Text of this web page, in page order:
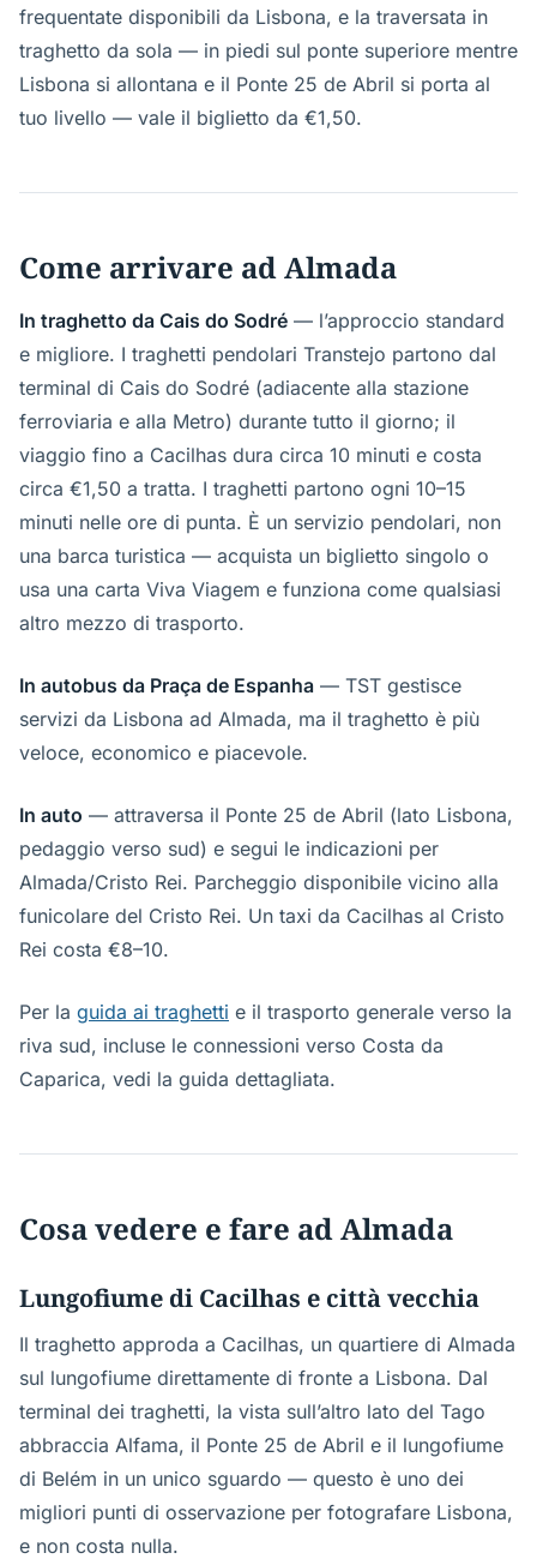
frequentate disponibili da Lisbona, e la traversata in
traghetto da sola — in piedi sul ponte superiore mentre
Lisbona si allontana e il Ponte 25 de Abril si porta al
tuo livello — vale il biglietto da €1,50.
Come arrivare ad Almada
In traghetto da Cais do Sodré — l’approccio standard
e migliore. I traghetti pendolari Transtejo partono dal
terminal di Cais do Sodré (adiacente alla stazione
ferroviaria e alla Metro) durante tutto il giorno; il
viaggio fino a Cacilhas dura circa 10 minuti e costa
circa €1,50 a tratta. I traghetti partono ogni 10–15
minuti nelle ore di punta. È un servizio pendolari, non
una barca turistica — acquista un biglietto singolo o
usa una carta Viva Viagem e funziona come qualsiasi
altro mezzo di trasporto.
In autobus da Praça de Espanha — TST gestisce
servizi da Lisbona ad Almada, ma il traghetto è più
veloce, economico e piacevole.
In auto — attraversa il Ponte 25 de Abril (lato Lisbona,
pedaggio verso sud) e segui le indicazioni per
Almada/Cristo Rei. Parcheggio disponibile vicino alla
funicolare del Cristo Rei. Un taxi da Cacilhas al Cristo
Rei costa €8–10.
Per la guida ai traghetti e il trasporto generale verso la
riva sud, incluse le connessioni verso Costa da
Caparica, vedi la guida dettagliata.
Cosa vedere e fare ad Almada
Lungofiume di Cacilhas e città vecchia
Il traghetto approda a Cacilhas, un quartiere di Almada
sul lungofiume direttamente di fronte a Lisbona. Dal
terminal dei traghetti, la vista sull’altro lato del Tago
abbraccia Alfama, il Ponte 25 de Abril e il lungofiume
di Belém in un unico sguardo — questo è uno dei
migliori punti di osservazione per fotografare Lisbona,
e non costa nulla.